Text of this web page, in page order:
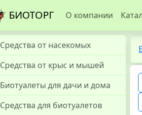
БИОТОРГ О компании
Средства от насекомых
Средства от крыс и мышей
Биотуалеты для дачи и дома
Средства для биотуалетов